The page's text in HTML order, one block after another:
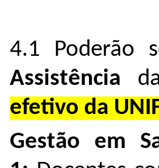
4.1 Poderão
Assistência
efetivo da
Gestão em